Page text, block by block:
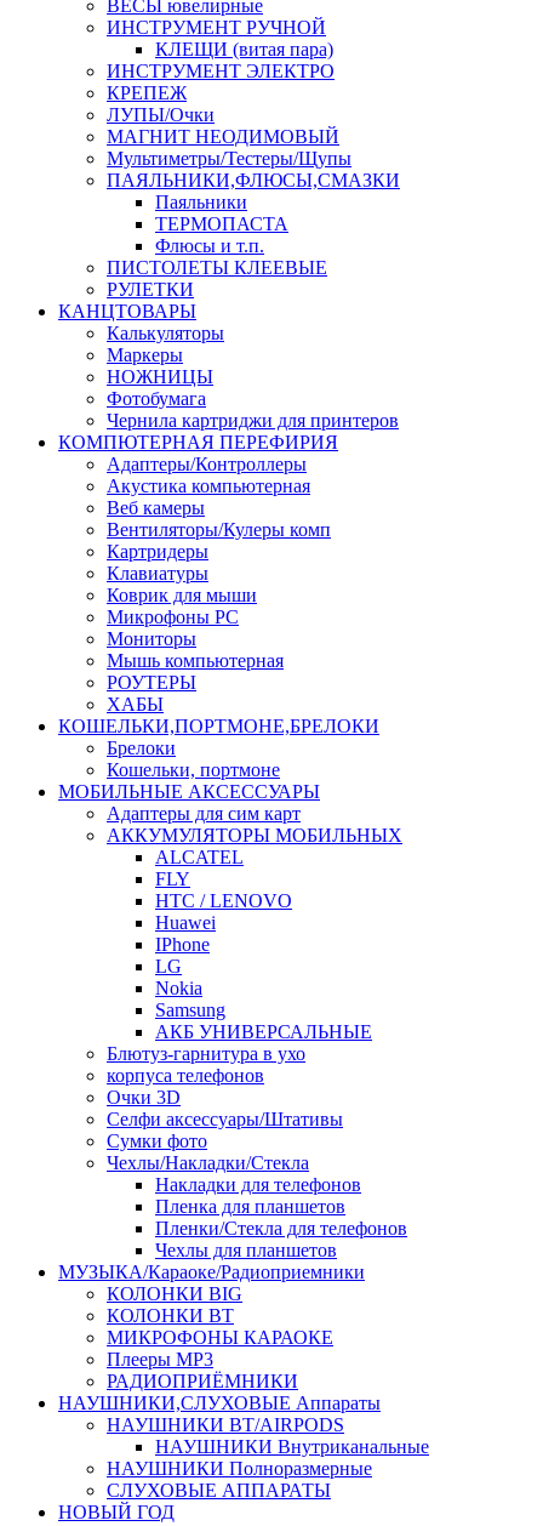
ВЕСЫ ювелирные
ИНСТРУМЕНТ РУЧНОЙ
КЛЕЩИ (витая пара)
ИНСТРУМЕНТ ЭЛЕКТРО
КРЕПЕЖ
ЛУПЫ/Очки
МАГНИТ НЕОДИМОВЫЙ
Мультиметры/Тестеры/Щупы
ПАЯЛЬНИКИ,ФЛЮСЫ,СМАЗКИ
Паяльники
ТЕРМОПАСТА
Флюсы и т.п.
ПИСТОЛЕТЫ КЛЕЕВЫЕ
РУЛЕТКИ
КАНЦТОВАРЫ
Калькуляторы
Маркеры
НОЖНИЦЫ
Фотобумага
Чернила картриджи для принтеров
КОМПЮТЕРНАЯ ПЕРЕФИРИЯ
Адаптеры/Контроллеры
Акустика компьютерная
Веб камеры
Вентиляторы/Кулеры комп
Картридеры
Клавиатуры
Коврик для мыши
Микрофоны PC
Мониторы
Мышь компьютерная
РОУТЕРЫ
ХАБЫ
КОШЕЛЬКИ,ПОРТМОНЕ,БРЕЛОКИ
Брелоки
Кошельки, портмоне
МОБИЛЬНЫЕ АКСЕССУАРЫ
Адаптеры для сим карт
АККУМУЛЯТОРЫ МОБИЛЬНЫХ
ALCATEL
FLY
HTC / LENOVO
Huawei
IPhone
LG
Nokia
Samsung
АКБ УНИВЕРСАЛЬНЫЕ
Блютуз-гарнитура в ухо
корпуса телефонов
Очки 3D
Селфи аксессуары/Штативы
Сумки фото
Чехлы/Накладки/Стекла
Накладки для телефонов
Пленка для планшетов
Пленки/Стекла для телефонов
Чехлы для планшетов
МУЗЫКА/Караоке/Радиоприемники
КОЛОНКИ BIG
КОЛОНКИ BT
МИКРОФОНЫ КАРАОКЕ
Плееры MP3
РАДИОПРИЁМНИКИ
НАУШНИКИ,СЛУХОВЫЕ Аппараты
НАУШНИКИ BT/AIRPODS
НАУШНИКИ Внутриканальные
НАУШНИКИ Полноразмерные
СЛУХОВЫЕ АППАРАТЫ
НОВЫЙ ГОД